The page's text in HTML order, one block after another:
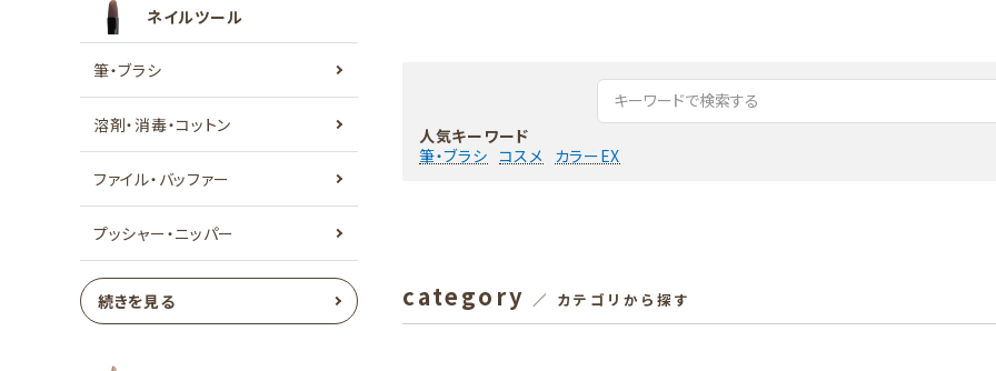
ネイルツール
筆・ブラシ
溶剤・消毒・コットン
ファイル・バッファー
プッシャー・ニッパー
続きを見る
人気キーワード
筆・ブラシ コスメ カラーEX
category ／ カテゴリから探す